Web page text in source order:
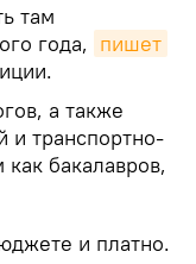
там
года, пишет
а также
и транспортно-
бакалавров,
и платно.